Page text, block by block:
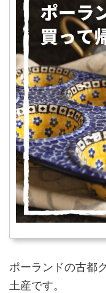
ポーランドの古都
土産です。